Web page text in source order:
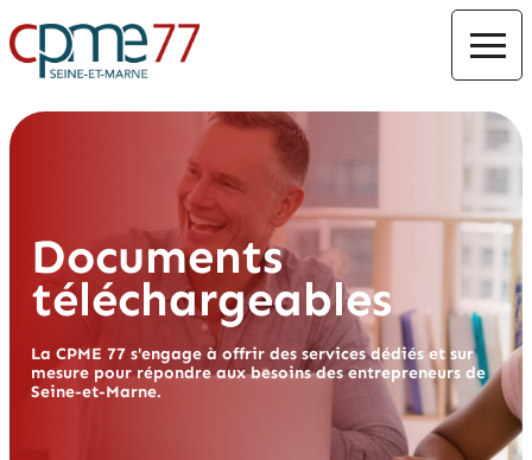
Documents
téléchargeables
La CPME 77 s'engage à offrir des services dédiés et sur
mesure pour répondre aux besoins des entrepreneurs de
Seine-et-Marne.